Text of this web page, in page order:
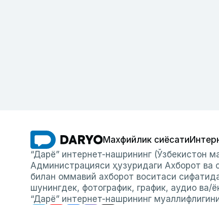
Махфийлик сиёсати
“Дарё” интернет-нашрининг (Ўзбекистон
Администрацияси ҳузуридаги Ахборот ва
билан оммавий ахборот воситаси
шунингдек, фотографик, график, аудио ва/
“Дарё” интернет-нашрининг